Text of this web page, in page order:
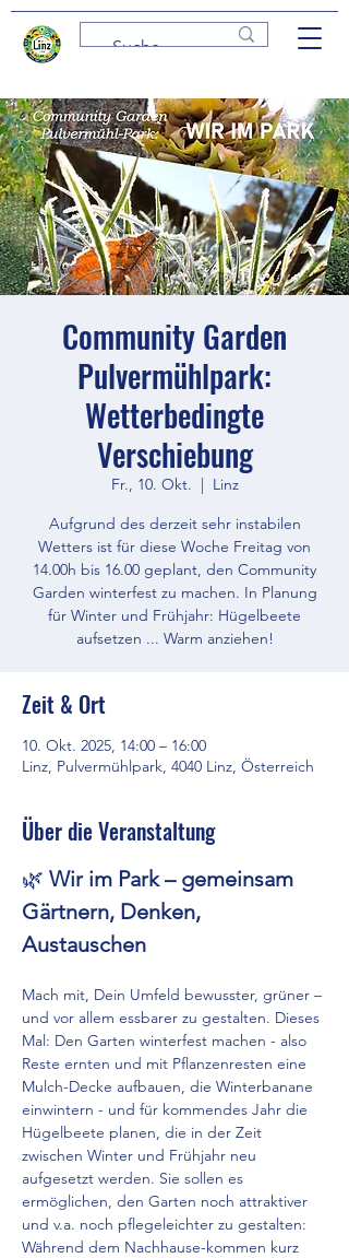
Community Garden
Pulvermühlpark:
Wetterbedingte
Verschiebung
Fr., 10. Okt.
  |
Linz
Aufgrund des derzeit sehr instabilen
Wetters ist für diese Woche Freitag von
14.00h bis 16.00 geplant, den Community
Garden winterfest zu machen. In Planung
für Winter und Frühjahr: Hügelbeete
aufsetzen ... Warm anziehen!
Zeit & Ort
10. Okt. 2025, 14:00 – 16:00
Linz, Pulvermühlpark, 4040 Linz, Österreich
Über die Veranstaltung
🌿 Wir im Park – gemeinsam
Gärtnern, Denken,
Austauschen
Mach mit, Dein Umfeld bewusster, grüner –
und vor allem essbarer zu gestalten. Dieses
Mal: Den Garten winterfest machen - also
Reste ernten und mit Pflanzenresten eine
Mulch-Decke aufbauen, die Winterbanane
einwintern - und für kommendes Jahr die
Hügelbeete planen, die in der Zeit
zwischen Winter und Frühjahr neu
aufgesetzt werden. Sie sollen es
ermöglichen, den Garten noch attraktiver
und v.a. noch pflegeleichter zu gestalten:
Während dem Nachhause-kommen kurz